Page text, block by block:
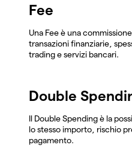
Fee
Una Fee è una
transazioni finanziarie,
trading e servizi bancari.
Double
Il Double Spending è la
lo stesso importo, rischio
pagamento.